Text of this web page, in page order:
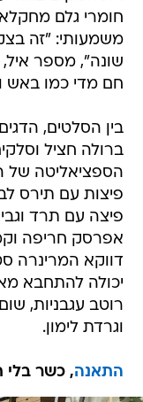
חומרי גלם
משמעותי: "זה
שונה", מספר
חם מדי כמו באש
בין הסלטים,
ברולה חציל
הספציאליטה של
פיצות עם תירס
פיצה עם תרד
אפרסק חריפה
דווקא המרינרה
יכולה להתחבא
רוטב עגבניות,
וגרדת לימון.
התאנה, כשר בלי